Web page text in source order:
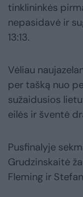
tinklininkės
nepasidavė ir
13:13.
Vėliau
per tašką nuo
sužaidusios
eilės ir šventė
Pusfinalyje
Grudzinskaitė
Fleming ir